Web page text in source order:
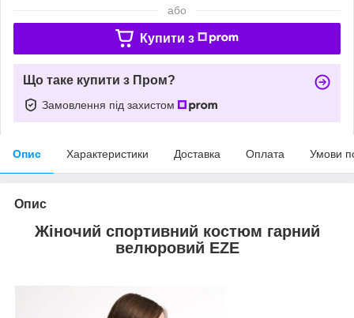
або
Купити з
Що таке купити з Пром?
Замовлення під захистом
Опис Характеристики Доставка Оплата Умови
Опис
Жіночий спортивний костюм гарний
велюровий EZE